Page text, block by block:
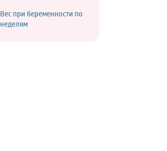
Вес при беременности по
неделям